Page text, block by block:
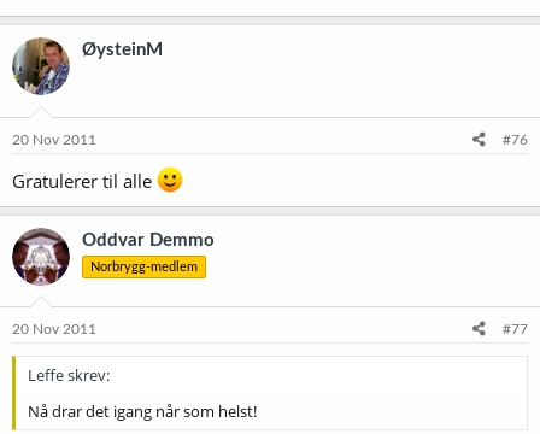
ØysteinM
20 Nov 2011 #76
Gratulerer til alle
Oddvar Demmo
Norbrygg-medlem
20 Nov 2011 #77
Leffe skrev:
Nå drar det igang når som helst!